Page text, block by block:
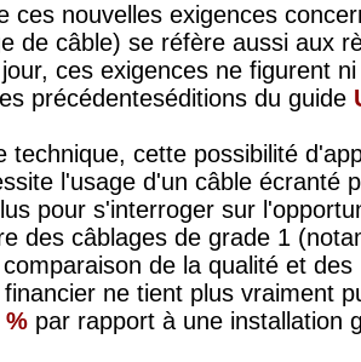
ces nouvelles exigences
de câble) se réfère aussi aux
ces exigences ne figurent
précédenteséditions du guide
technique, cette possibilité
l'usage d'un câble écranté
pour s'interroger sur
des câblages de grade 1
de la qualité et
ne tient plus vraiment
% par rapport à une installation